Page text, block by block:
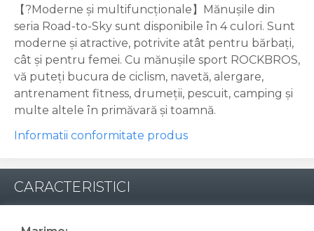
【?Moderne și multifuncționale】Mănușile din
seria Road-to-Sky sunt disponibile în 4 culori. Sunt
moderne și atractive, potrivite atât pentru bărbați,
cât și pentru femei. Cu mănușile sport ROCKBROS,
vă puteți bucura de ciclism, navetă, alergare,
antrenament fitness, drumeții, pescuit, camping și
multe altele în primăvară și toamnă.
Informatii conformitate produs
CARACTERISTICI